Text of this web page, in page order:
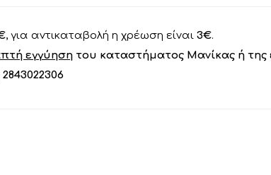
, για αντικαταβολή η χρέωση είναι 3€.
εγγύηση του καταστήματος Μανίκας ή
2843022306